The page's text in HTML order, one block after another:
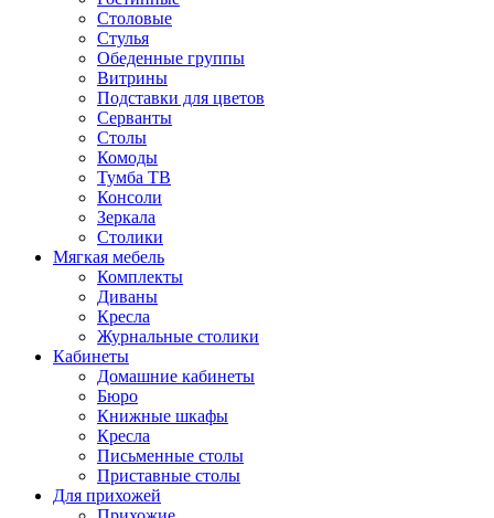
Столовые
Стулья
Обеденные группы
Витрины
Подставки для цветов
Серванты
Столы
Комоды
Тумба ТВ
Консоли
Зеркала
Столики
Мягкая мебель
Комплекты
Диваны
Кресла
Журнальные столики
Кабинеты
Домашние кабинеты
Бюро
Книжные шкафы
Кресла
Письменные столы
Приставные столы
Для прихожей